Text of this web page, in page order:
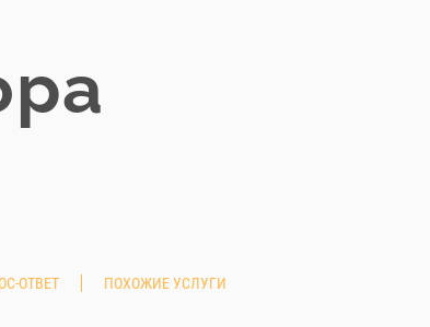
ОТВЕТ ПОХОЖИЕ УСЛУГИ